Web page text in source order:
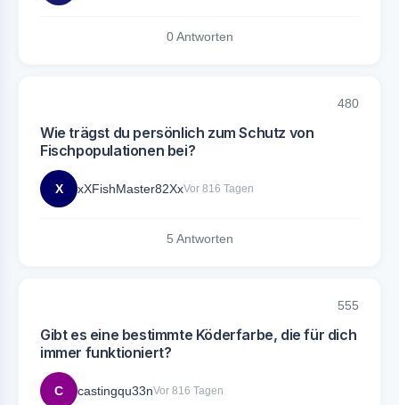
0 Antworten
480
Wie trägst du persönlich zum Schutz von
Fischpopulationen bei?
X xXFishMaster82XxVor 816 Tagen
5 Antworten
555
Gibt es eine bestimmte Köderfarbe, die für dich
immer funktioniert?
C castingqu33nVor 816 Tagen